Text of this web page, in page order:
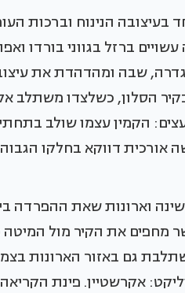
הנינוח וברכות
ברזל בגווני בורדו
שבה ומהדהדת את
הסלון, כשלצדו משתלב
הקמין עצמו שולב
אורכית דווקא בחלקו
וארונות שאת ההפרדה
מחפים את הקיר מול
גם באזור הארונות
אקרשטיין. פינת